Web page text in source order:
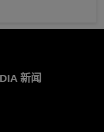
新闻